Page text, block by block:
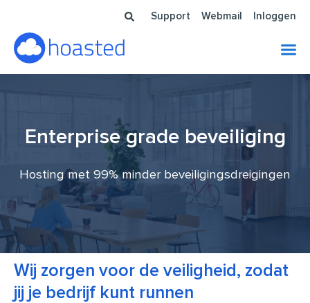
inhoud
Support Webmail Inloggen
Enterprise grade beveiliging
Hosting met 99% minder beveiligingsdreigingen
Wij zorgen voor de veiligheid, zodat
jij je bedrijf kunt runnen